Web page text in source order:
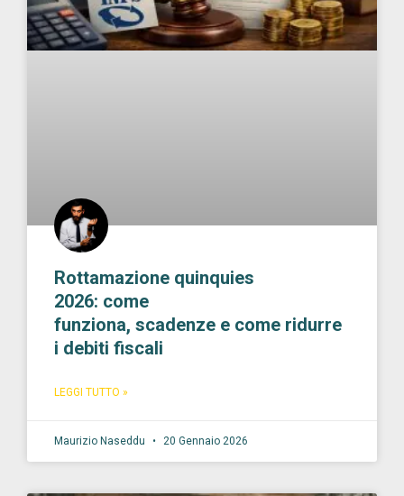
Rottamazione quinquies
2026: come
funziona, scadenze e come ridurre
i debiti fiscali
LEGGI TUTTO »
Maurizio Naseddu 20 Gennaio 2026